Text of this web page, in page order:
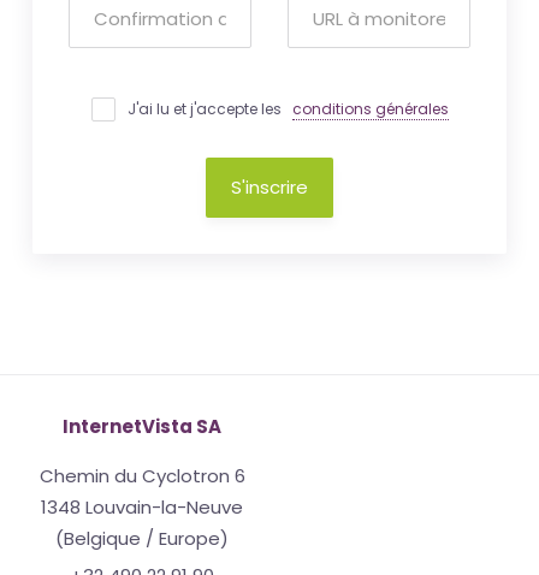
J'ai lu et j'accepte les conditions générales
S'inscrire
InternetVista SA
Chemin du Cyclotron 6
1348 Louvain-la-Neuve
(Belgique / Europe)